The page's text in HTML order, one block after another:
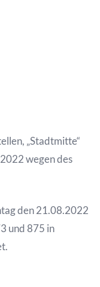
„Stadtmitte“
wegen des
den 21.08.2022
und 875 in